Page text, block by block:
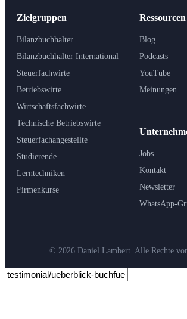
Zielgruppen
Bilanzbuchhalter
Bilanzbuchhalter International
Steuerfachwirte
Betriebswirte
Wirtschaftsfachwirte
Technische Betriebswirte
Steuerfachangestellte
Studierende
Lerntechniken
Firmenkurse
Ressourcen
Blog
Podcasts
YouTube
Meinungen
Jobs
Kontakt
Newsletter
WhatsApp-
© 2026 Daniel Lambert. Alle Rechte